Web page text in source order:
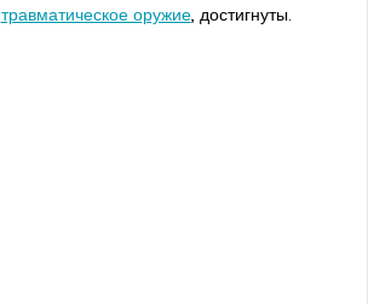
травматическое оружие, достигнуты.